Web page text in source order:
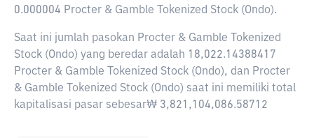
0.000004 Procter & Gamble Tokenized Stock (Ondo).
Saat ini jumlah pasokan Procter & Gamble Tokenized
Stock (Ondo) yang beredar adalah 18,022.14388417
Procter & Gamble Tokenized Stock (Ondo), dan Procter
& Gamble Tokenized Stock (Ondo) saat ini memiliki total
kapitalisasi pasar sebesar₩ 3,821,104,086.58712